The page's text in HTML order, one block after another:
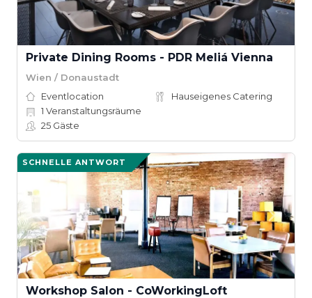
Private Dining Rooms - PDR Meliá Vienna
Wien / Donaustadt
Eventlocation
Hauseigenes Catering
1 Veranstaltungsräume
25 Gäste
SCHNELLE ANTWORT
Workshop Salon - CoWorkingLoft